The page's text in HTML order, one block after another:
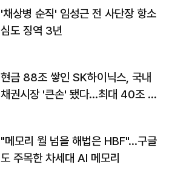
'채상병 순직' 임성근 전 사단장 항소
심도 징역 3년
현금 88조 쌓인 SK하이닉스, 국내
채권시장 '큰손' 됐다…최대 40조 투
"메모리 월 넘을 해법은 HBF"…구글
도 주목한 차세대 AI 메모리